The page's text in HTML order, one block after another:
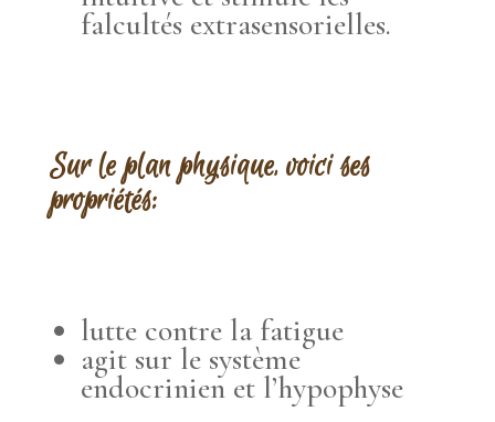
falcultés extrasensorielles.
Sur le plan physique, voici ses
propriétés:
lutte contre la fatigue
agit sur le système
endocrinien et l’hypophyse